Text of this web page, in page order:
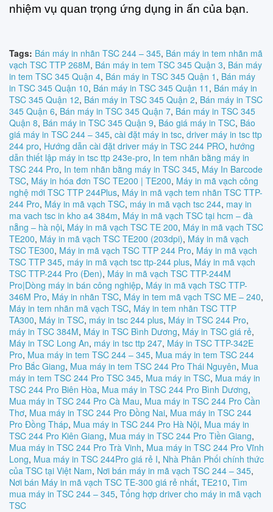
nhiệm vụ quan trọng ứng dụng in ấn của bạn.
Tags: Bán máy in nhãn TSC 244 – 345, Bán máy in tem nhãn mã
vạch TSC TTP 268M, Bán máy in tem TSC 345 Quận 3, Bán máy
in tem TSC 345 Quận 4, Bán máy in TSC 345 Quận 1 , Bán máy
in TSC 345 Quận 10, Bán máy in TSC 345 Quận 11 , Bán máy in
TSC 345 Quận 12, Bán máy in TSC 345 Quận 2, Bán máy in TSC
345 Quận 6, Bán máy in TSC 345 Quận 7, Bán máy in TSC 345
Quận 8, Bán máy in TSC 345 Quận 9, Báo giá máy in TSC, Báo
giá máy in TSC 244 – 345, cài đặt máy in tsc, driver máy in tsc ttp
244 pro, Hướng dẫn cài đặt driver máy in TSC 244 PRO, hướng
dẫn thiết lập máy in tsc ttp 243e-pro, In tem nhãn bằng máy in
TSC 244 Pro, In tem nhãn bằng máy in TSC 345, Máy In Barcode
TSC, Máy in hóa đơn TSC TE200 | TE200, Máy in mã vạch công
nghệ mới TSC TTP 244Plus, Máy in mã vạch tem nhãn TSC TTP-
244 Pro, Máy in mã vạch TSC, máy in mã vạch tsc 244, may in
ma vach tsc in kho a4 384m, Máy in mã vạch TSC tại hcm – đà
nẵng – hà nội, Máy in mã vạch TSC TE 200, Máy in mã vạch TSC
TE200, Máy in mã vạch TSC TE200 (203dpi), Máy in mã vạch
TSC TE300, Máy in mã vạch TSC TTP 244 Pro, Máy in mã vạch
TSC TTP 345, máy in mã vạch tsc ttp-244 plus, Máy in mã vạch
TSC TTP-244 Pro (Đen), Máy in mã vạch TSC TTP-244M
Pro|Dòng máy in bán công nghiệp, Máy in mã vạch TSC TTP-
346M Pro, Máy in nhãn TSC, Máy in tem mã vạch TSC ME – 240,
Máy in tem nhãn mã vạch TSC, Máy in tem nhãn TSC TTP
TA300, Máy in TSC, máy in tsc 244 plus, Máy in TSC 244 Pro,
máy in TSC 384M, Máy in TSC Bình Dương, Máy in TSC giá rẻ,
Máy in TSC Long An, máy in tsc ttp 247, Máy in TSC TTP-342E
Pro, Mua máy in tem TSC 244 – 345, Mua máy in tem TSC 244
Pro Bắc Giang, Mua máy in tem TSC 244 Pro Thái Nguyên, Mua
máy in tem TSC 244 Pro TSC 345, Mua máy in TSC, Mua máy in
TSC 244 Pro Biên Hòa, Mua máy in TSC 244 Pro Bình Dương,
Mua máy in TSC 244 Pro Cà Mau, Mua máy in TSC 244 Pro Cần
Thơ, Mua máy in TSC 244 Pro Đồng Nai, Mua máy in TSC 244
Pro Đồng Tháp, Mua máy in TSC 244 Pro Hà Nội, Mua máy in
TSC 244 Pro Kiên Giang, Mua máy in TSC 244 Pro Tiền Giang,
Mua máy in TSC 244 Pro Trà Vinh, Mua máy in TSC 244 Pro Vĩnh
Long, Mua máy in TSC 244Pro giá rẻ I, Nhà Phân Phối chính thức
của TSC tại Việt Nam, Nơi bán máy in mã vạch TSC 244 – 345,
Nơi bán Máy in mã vạch TSC TE-300 giá rẻ nhất, TE210, Tìm
mua máy in TSC 244 – 345, Tổng hợp driver cho máy in mã vạch
TSC